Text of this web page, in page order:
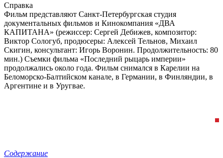
Справка
Фильм представляют Санкт-Петербургская студия
документальных фильмов и Кинокомпания «ДВА
КАПИТАНА» (режиссер: Сергей Дебижев, композитор:
Виктор Сологуб, продюсеры: Алексей Тельнов, Михаил
Скигин, консультант: Игорь Воронин. Продолжительность: 80
мин.) Съемки фильма «Последний рыцарь империи»
продолжались около года. Фильм снимался в Карелии на
Беломорско-Балтийском канале, в Германии, в Финляндии, в
Аргентине и в Уругвае.
Содержание